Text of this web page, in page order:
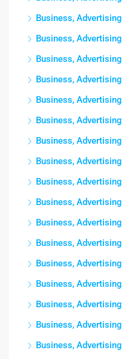
Business, Advertising
Business, Advertising
Business, Advertising
Business, Advertising
Business, Advertising
Business, Advertising
Business, Advertising
Business, Advertising
Business, Advertising
Business, Advertising
Business, Advertising
Business, Advertising
Business, Advertising
Business, Advertising
Business, Advertising
Business, Advertising
Business, Advertising